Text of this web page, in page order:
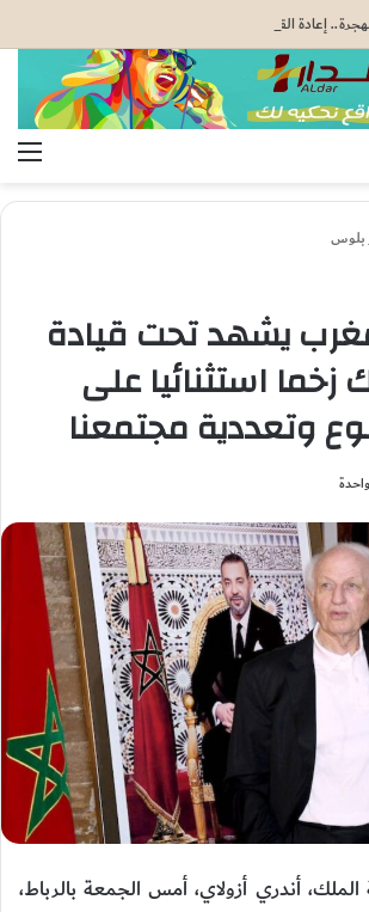
بلوس
يشهد تحت قيادة
زخما استثنائيا على
وتعددية مجتمعنا
أندري أزولاي، أمس الجمعة بالرباط،